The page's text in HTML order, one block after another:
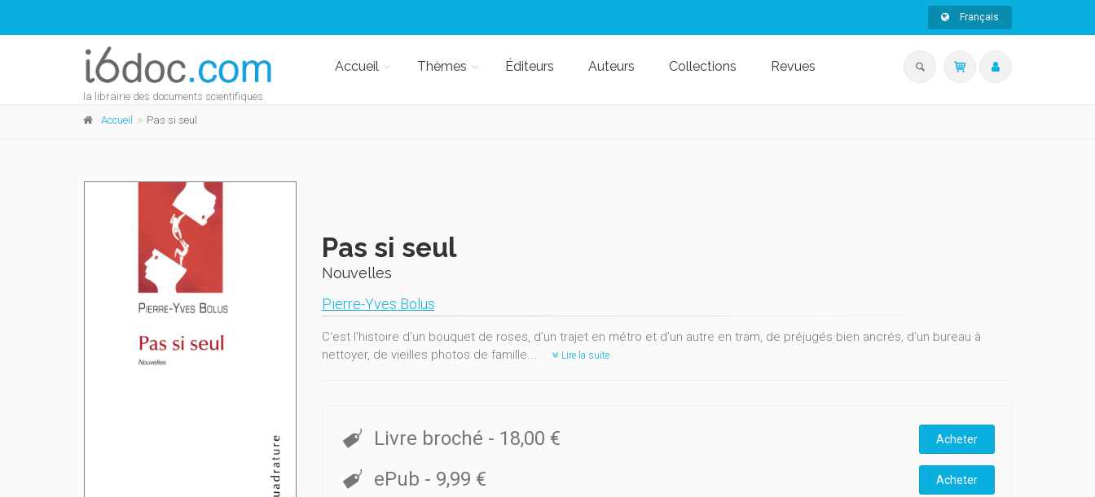
Français
la librairie des documents scientifiques
Accueil Thèmes Éditeurs Auteurs Collections Revues
Accueil Pas si seul
Pas si seul
Nouvelles
Pierre-Yves Bolus
C'est l’histoire d’un bouquet de roses, d’un trajet en métro et d’un autre en tram, de préjugés bien ancrés, d’un bureau à
nettoyer, de vieilles photos de famille...
Lire la suite
Livre broché - 18,00 € Acheter
ePub - 9,99 € Acheter